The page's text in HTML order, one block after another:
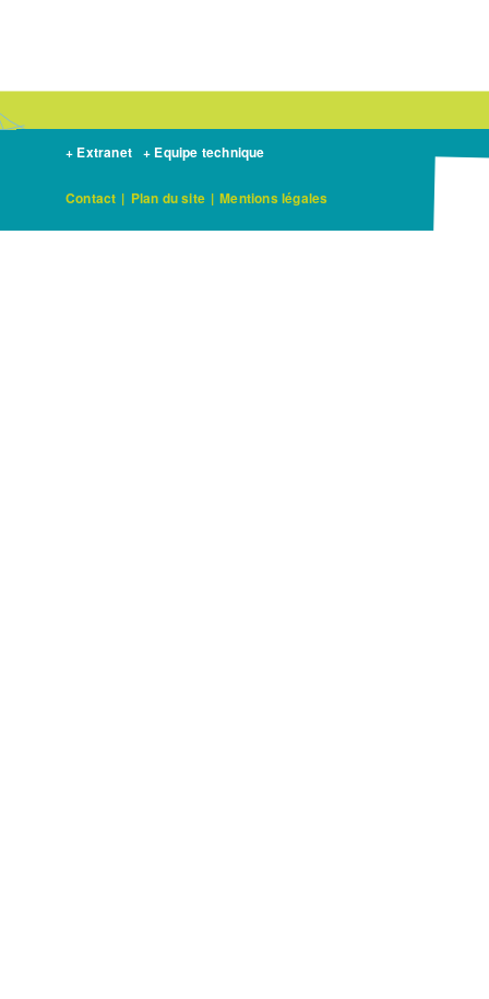
+ Extranet + Equipe technique
Contact | Plan du site | Mentions légales